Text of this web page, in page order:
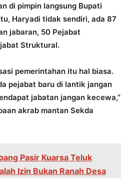
di pimpin langsung Bupati
Haryadi tidak sendiri, ada 87
jabaran, 50 Pejabat
Struktural.
pemerintahan itu hal biasa.
pejabat baru di lantik jangan
jabatan jangan kecewa,”
akrab mantan Sekda
Pasir Kuarsa Teluk
Izin Bukan Ranah Desa